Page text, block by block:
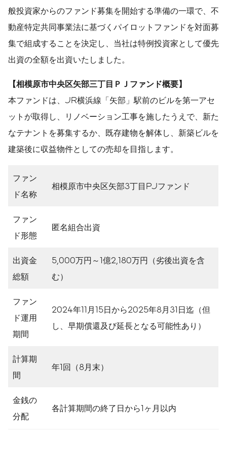
般投資家からのファンド募集を開始する準備の一環で、不
動産特定共同事業法に基づくパイロットファンドを対面募
集で組成することを決定し、当社は特例投資家として優先
出資の全額を出資いたしました。
【相模原市中央区矢部三丁目ＰＪファンド概要】
本ファンドは、JR横浜線「矢部」駅前のビルを第一アセ
ットが取得し、リノベーション工事を施したうえで、新た
なテナントを募集するか、既存建物を解体し、新築ビルを
建築後に収益物件としての売却を目指します。
ファン
ド名称
相模原市中央区矢部3丁目PJファンド
ファン
ド形態
匿名組合出資
出資金
総額
5,000万円～1億2,180万円（劣後出資を含
む）
ファン
ド運用
期間
2024年11月15日から2025年8月31日迄（但
し、早期償還及び延長となる可能性あり）
計算期
間
年1回（8月末）
金銭の
分配
各計算期間の終了日から1ヶ月以内